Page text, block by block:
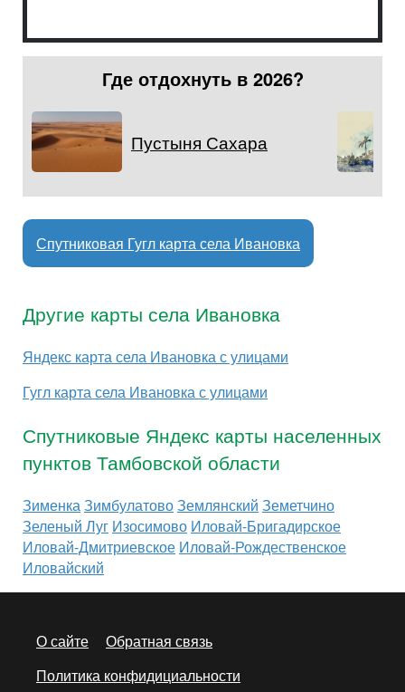
Где отдохнуть в 2026?
Пустыня Сахара
Спутниковая Гугл карта села Ивановка
Другие карты села Ивановка
Яндекс карта села Ивановка с улицами
Гугл карта села Ивановка с улицами
Спутниковые Яндекс карты населенных
пунктов Тамбовской области
Зименка ЗимбулатовоЗемлянский Земетчино
Зеленый Луг Изосимово Иловай-Бригадирское
Иловай-Дмитриевское Иловай-Рождественское
Иловайский
О сайте
Обратная связь
Политика конфидициальности